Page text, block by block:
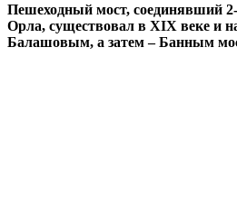
Пешеходный мост, соединявший
Орла, существовал в XIX веке и
Балашовым, а затем – Банным